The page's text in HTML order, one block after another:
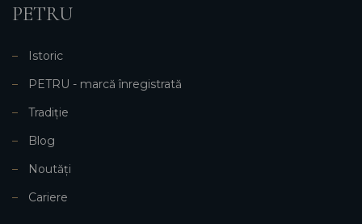
PETRU
Istoric
PETRU - marcă înregistrată
Tradiție
Blog
Noutăți
Cariere